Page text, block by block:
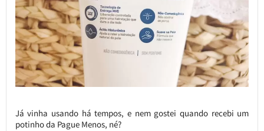
Já vinha usando há tempos, e nem gostei quando recebi um
potinho da Pague Menos, né?